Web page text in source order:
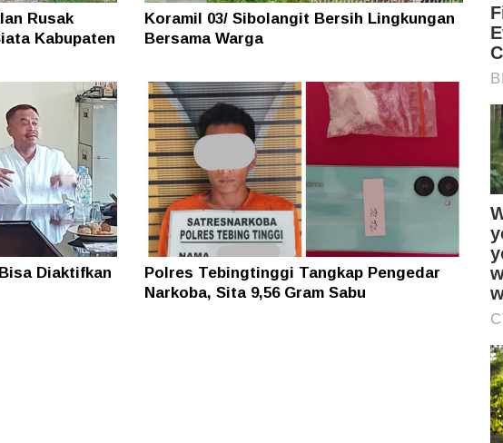
Rusak
Kabupaten
Koramil 03/ Sibolangit Bersih Lingkungan
Bersama Warga
Diaktifkan
Polres Tebingtinggi Tangkap Pengedar
Narkoba, Sita 9,56 Gram Sabu